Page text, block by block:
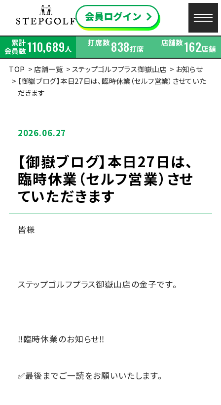
累計
会員数110,689人
打席数838打席
店舗数162店舗
TOP
店舗一覧 ステップゴルフプラス御嶽山店
お知らせ
【御嶽ブログ】本日27日は、臨時休業（セルフ営業）させていた
だきます
2026.06.27
【御嶽ブログ】本日27日は、
臨時休業（セルフ営業）させ
ていただきます
皆様
ステップゴルフプラス御嶽山店の金子です。
‼️臨時休業のお知らせ‼️
✅最後までご一読をお願いいたします。